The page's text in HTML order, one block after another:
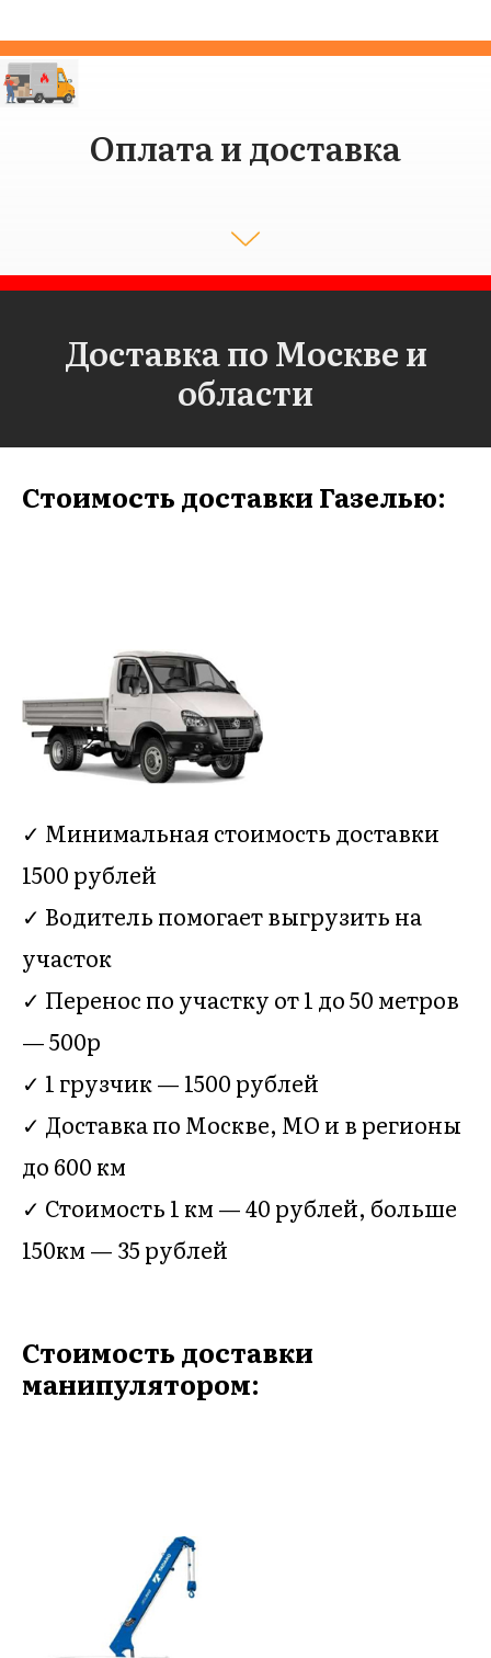
Оплата и доставка
Доставка по Москве и
области
Стоимость доставки Газелью:
✓ Минимальная стоимость доставки
1500 рублей
✓ Водитель помогает выгрузить на
участок
✓ Перенос по участку от 1 до 50 метров
— 500р
✓ 1 грузчик — 1500 рублей
✓ Доставка по Москве, МО и в регионы
до 600 км
✓ Стоимость 1 км — 40 рублей, больше
150км — 35 рублей
Стоимость доставки
манипулятором: